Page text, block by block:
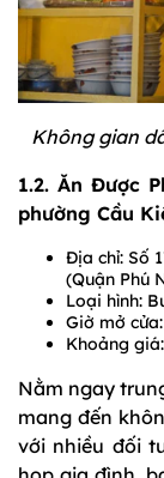
Không gian
1.2. Ăn Được
phường Cầu
Địa chỉ: Số
(Quận Phú
Loại hình:
Giờ mở
Khoảng
Nằm ngay
mang đến
với nhiều đối